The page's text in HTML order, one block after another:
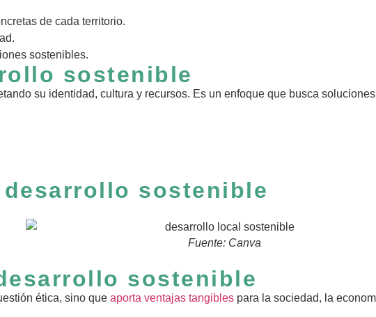
de cada territorio.
sostenibles.
sostenible
su identidad, cultura y recursos. Es un enfoque que busca
sostenible
Fuente: Canva
sostenible
ética, sino que aporta ventajas tangibles para la sociedad, la